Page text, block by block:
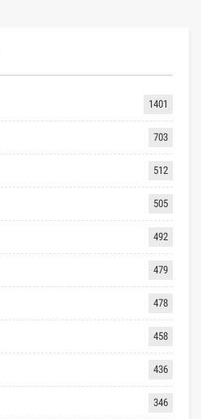
1401
703
512
505
492
479
478
458
436
346